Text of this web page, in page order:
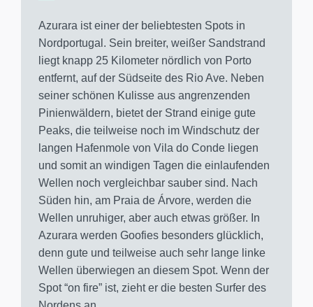
Azurara ist einer der beliebtesten Spots in
Nordportugal. Sein breiter, weißer Sandstrand
liegt knapp 25 Kilometer nördlich von Porto
entfernt, auf der Südseite des Rio Ave. Neben
seiner schönen Kulisse aus angrenzenden
Pinienwäldern, bietet der Strand einige gute
Peaks, die teilweise noch im Windschutz der
langen Hafenmole von Vila do Conde liegen
und somit an windigen Tagen die einlaufenden
Wellen noch vergleichbar sauber sind. Nach
Süden hin, am Praia de Árvore, werden die
Wellen unruhiger, aber auch etwas größer. In
Azurara werden Goofies besonders glücklich,
denn gute und teilweise auch sehr lange linke
Wellen überwiegen an diesem Spot. Wenn der
Spot “on fire” ist, zieht er die besten Surfer des